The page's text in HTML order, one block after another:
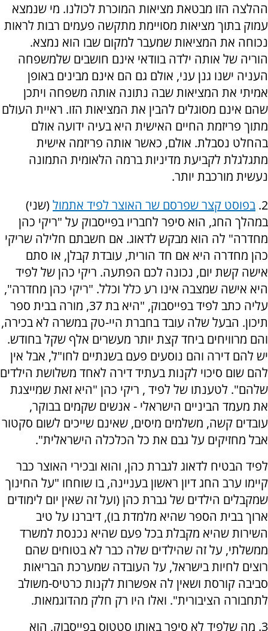
ההלצה הזו מבטאת מציאות המוכרת לכולנו. מי שנמצא
עמוק בתוך מציאות מסויימת מתקשה פעמים רבות לראות
נכוחה את המציאות שמעבר למקום שבו הוא נמצא.
הוריה של אותה ילדה בוודאי אינם חושבים שלמשפחה
העניה ישנו גנן עני, אולם גם הם אינם מבינים באופן
אמיתי את המציאות שבה נתונה אותה משפחה ויתכן
שהם אינם מסוגלים להבין את המציאות הזו. ראיית העולם
מתוך פריזמת החיים האישית היא בעיה ידועה אולם
בהחלט נסבלת. אולם, כאשר אותה פריזמה אישית
מתגלגלת לקביעת מדיניות ברמה הלאומית התמונה
נעשית מורכבת יותר.
2. בפוסט קצר שפרסם שר האוצר לפיד אתמול (שני)
במהלך החג, הוא סיפר לחבריו בפייסבוק על "ריקי כהן
מחדרה" לה הוא מבקש לדאוג. אם חשבתם חלילה שריקי
כהן מחדרה היא אם חד הורית, עובדת קבלן, או סתם
אישה קשת יום, נכונה לכם הפתעה. ריקי כהן של לפיד
היא אישה שמצבה אינו רע כלל וכלל. "ריקי כהן מחדרה",
עליה כתב לפיד בפייסבוק, "היא בת 37, מורה בבית ספר
תיכון. הבעל שלה עובד בחברת היי-טק במשרה לא בכירה,
והם מרוויחים ביחד קצת יותר מעשרים אלף שקל בחודש.
יש להם דירה והם נוסעים פעם בשנתיים לחו"ל, אבל אין
להם שום סיכוי לקנות בעתיד דירה לאחד משלושת הילדים
שלהם". לטענתו של לפיד , ריקי כהן "היא זאת שמייצגת
את מעמד הביניים הישראלי - אנשים שקמים בבוקר,
עובדים קשה, משלמים מיסים, שאינם שייכים לשום סקטור
אבל מחזיקים על גבם את כל הכלכלה הישראלית".
לפיד הבטיח לדאוג לגברת כהן, והוא ובכירי האוצר כבר
קיימו ערב החג דיון ראשון בעניינה, בו שוחחו "על החינוך
שמקבלים הילדים של גברת כהן (ועל זה שאין יום לימודים
ארוך בבית הספר שהיא מלמדת בו), דיברנו על טיב
השירות שהיא מקבלת בכל פעם שהיא נכנסת למשרד
ממשלתי, על זה שהילדים שלה כבר לא בטוחים שהם
רוצים לחיות בישראל, על העובדה שמערכת הבריאות
סביבה קורסת ושאין לה אפשרות לקנות כרטיס-משולב
לתחבורה הציבורית". ואלו היו רק חלק מהדוגמאות.
3. מה שלפיד לא סיפר באותו סטטוס בפייסבוק, הוא